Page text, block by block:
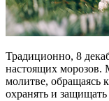
Традиционно, 8
настоящих морозов.
молитве, обращаясь
охранять и защищать